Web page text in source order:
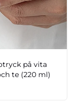
på vita
te (220 ml)